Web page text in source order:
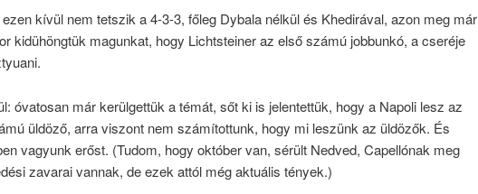
kívül nem tetszik a 4-3-3, főleg Dybala nélkül és Khedirával, azon meg már
kidühöngtük magunkat, hogy Lichtsteiner az első számú jobbunkó, a cseréje
óvatosan már kerülgettük a témát, sőt ki is jelentettük, hogy a Napoli lesz az
üldöző, arra viszont nem számítottunk, hogy mi leszünk az üldözők. És
vagyunk erőst. (Tudom, hogy október van, sérült Nedved, Capellónak meg
zavarai vannak, de ezek attól még aktuális tények.)